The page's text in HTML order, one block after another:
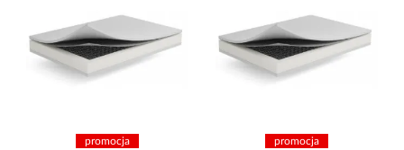
promocja promocja